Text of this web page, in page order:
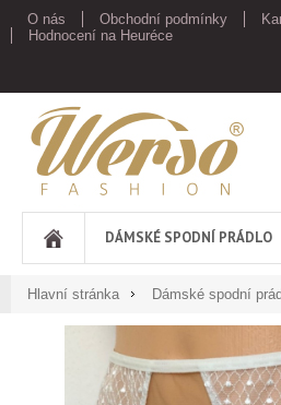
O nás Obchodní podmínky
Hodnocení na Heuréce
Werso
DÁMSKÉ SPODNÍ PRÁDLO
Hlavní stránka Dámské spodní